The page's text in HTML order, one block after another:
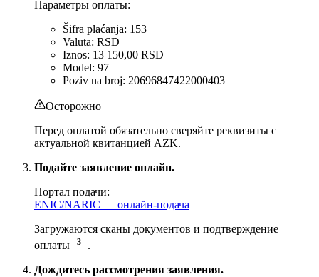
Параметры оплаты:
Šifra plaćanja: 153
Valuta: RSD
Iznos: 13 150,00 RSD
Model: 97
Poziv na broj: 20696847422000403
Осторожно
Перед оплатой обязательно сверяйте реквизиты с
актуальной квитанцией AZK.
Подайте заявление онлайн.
Портал подачи:
ENIC/NARIC — онлайн-подача
Загружаются сканы документов и подтверждение
оплаты
3
.
Дождитесь рассмотрения заявления.